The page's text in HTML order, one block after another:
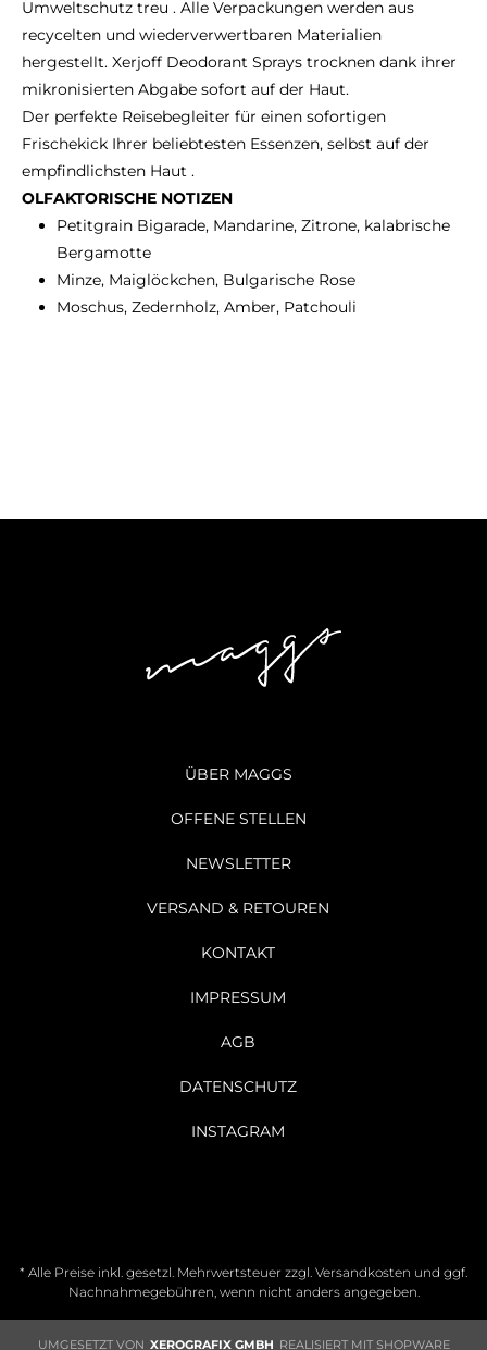
Umweltschutz treu . Alle Verpackungen werden aus
recycelten und wiederverwertbaren Materialien
hergestellt. Xerjoff Deodorant Sprays trocknen dank ihrer
mikronisierten Abgabe sofort auf der Haut.
Der perfekte Reisebegleiter für einen sofortigen
Frischekick Ihrer beliebtesten Essenzen, selbst auf der
empfindlichsten Haut .
OLFAKTORISCHE NOTIZEN
Petitgrain Bigarade, Mandarine, Zitrone, kalabrische
Bergamotte
Minze, Maiglöckchen, Bulgarische Rose
Moschus, Zedernholz, Amber, Patchouli
ÜBER MAGGS
OFFENE STELLEN
NEWSLETTER
VERSAND & RETOUREN
KONTAKT
IMPRESSUM
AGB
DATENSCHUTZ
INSTAGRAM
* Alle Preise inkl. gesetzl. Mehrwertsteuer zzgl. Versandkosten und ggf.
Nachnahmegebühren, wenn nicht anders angegeben.
UMGESETZT VON XEROGRAFIX GMBH REALISIERT MIT SHOPWARE